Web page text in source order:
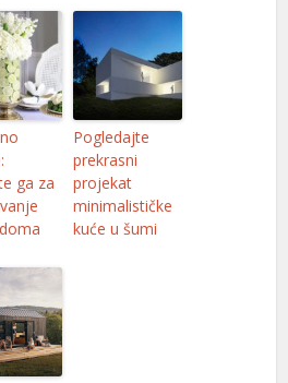
ga za
Pogledajte
prekrasni
projekat
minimalističke
kuće u šumi